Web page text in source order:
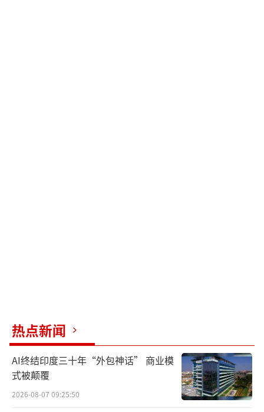
都在里面玩水。她女儿走到大木箱旁突然毫无
征兆地晕倒抽搐。起初他们以为只是单纯滑
倒，但当她父亲去抱她时感觉手被电麻了。陈
女士立即拨打了120，孩子被送往南京市儿童医
热点新闻
AI终结印度三十年“外包神话” 商业模
式被颠覆
2026-08-07 09:25:50